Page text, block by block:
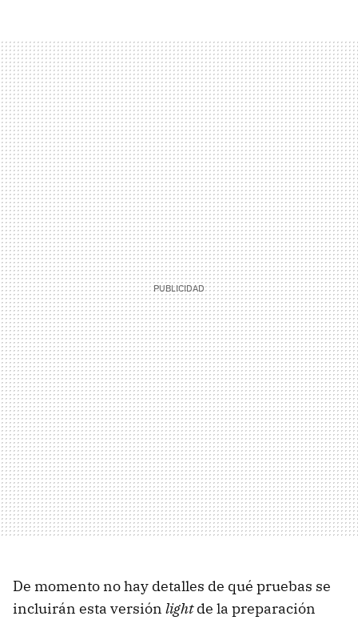
De momento no hay detalles de qué pruebas se
incluirán esta versión lightde la preparación